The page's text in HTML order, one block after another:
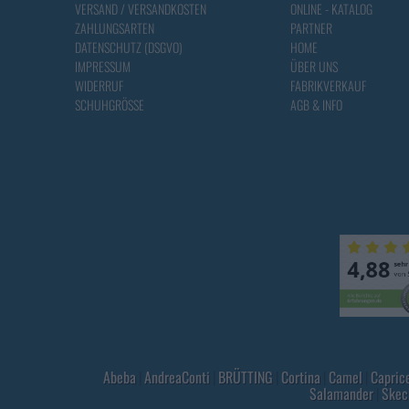
VERSAND / VERSANDKOSTEN
ZAHLUNGSARTEN
DATENSCHUTZ (DSGVO)
IMPRESSUM
WIDERRUF
SCHUHGRÖSSE
ONLINE - KATALOG
PARTNER
HOME
ÜBER UNS
FABRIKVERKAUF
AGB & INFO
Abeba AndreaConti BRÜTTING Cortina Camel
Salamander